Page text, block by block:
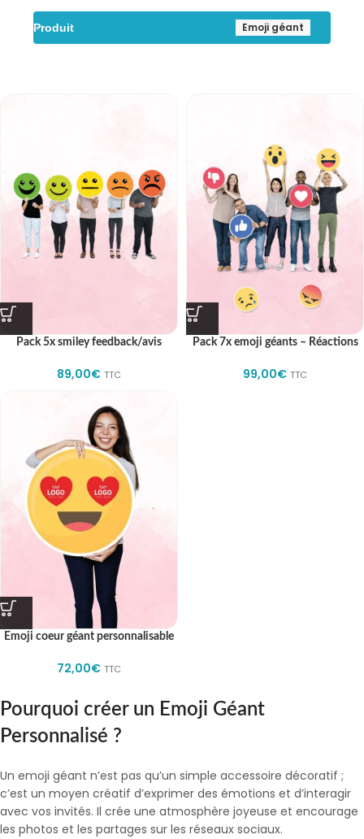
Produit Emoji géant
Pack 5x smiley feedback/avis
89,00€ TTC
Pack 7x emoji géants – Réactions
99,00€ TTC
Emoji coeur géant personnalisable
72,00€ TTC
Pourquoi créer un Emoji Géant
Personnalisé ?
Un emoji géant n’est pas qu’un simple accessoire décoratif ;
c’est un moyen créatif d’exprimer des émotions et d’interagir
avec vos invités. Il crée une atmosphère joyeuse et encourage
les photos et les partages sur les réseaux sociaux.